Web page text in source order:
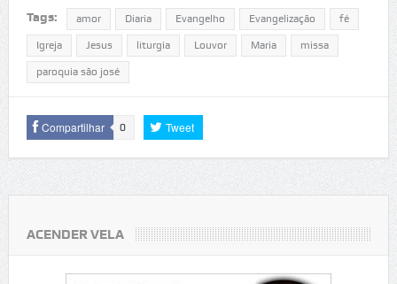
Tags: amor Diaria Evangelho Evangelização fé
Igreja Jesus liturgia Louvor Maria missa
paroquia são josé
Compartilhar 0 Tweet
ACENDER VELA